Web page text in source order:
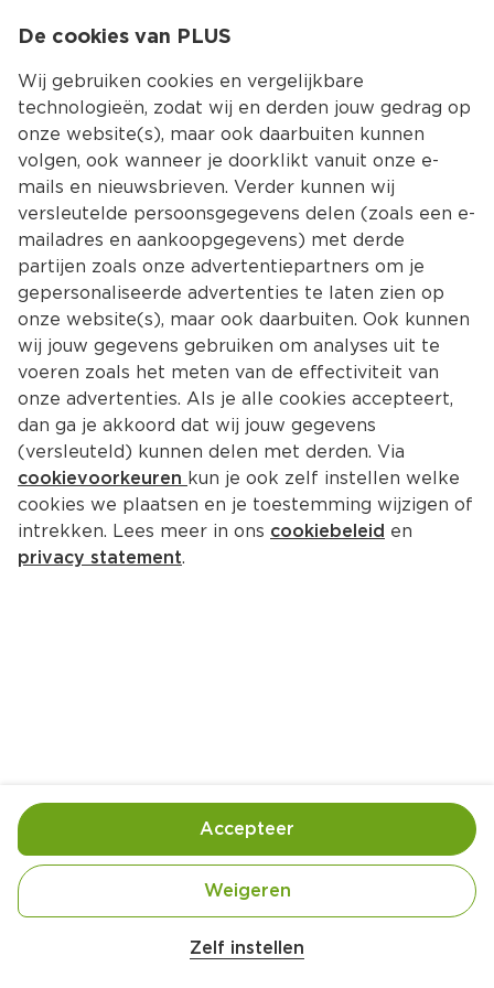
Kies jouw
Ingrediënten Bereiding
De cookies van PLUS
Wij gebruiken cookies en vergelijkbare
technologieën, zodat wij en derden jouw gedrag op
onze website(s), maar ook daarbuiten kunnen
volgen, ook wanneer je doorklikt vanuit onze e-
mails en nieuwsbrieven. Verder kunnen wij
versleutelde persoonsgegevens delen (zoals een e-
mailadres en aankoopgegevens) met derde
partijen zoals onze advertentiepartners om je
gepersonaliseerde advertenties te laten zien op
onze website(s), maar ook daarbuiten. Ook kunnen
wij jouw gegevens gebruiken om analyses uit te
voeren zoals het meten van de effectiviteit van
onze advertenties. Als je alle cookies accepteert,
dan ga je akkoord dat wij jouw gegevens
(versleuteld) kunnen delen met derden. Via
cookievoorkeuren kun je ook zelf instellen welke
cookies we plaatsen en je toestemming wijzigen of
intrekken. Lees meer in ons cookiebeleid en
privacy statement.
Zelf instellen
Weigeren
Accepteer